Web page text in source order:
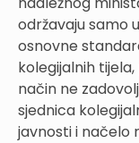
održavaju samo
osnovne
kolegijalnih
način ne
sjednica
javnosti i načelo